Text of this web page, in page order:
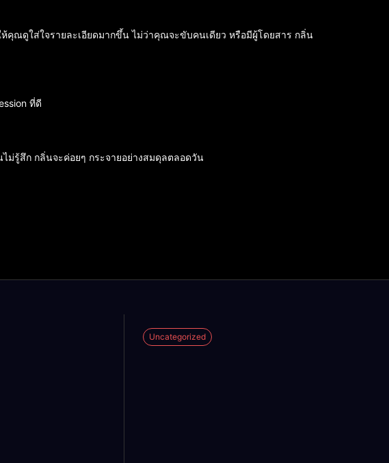
ณดูใส่ใจรายละเอียดมากขึ้น ไม่ว่าคุณจะขับคนเดียว หรือมีผู้โดยสาร กลิ่น
ที่ดี
ม่รู้สึก กลิ่นจะค่อยๆ กระจายอย่างสมดุลตลอดวัน
Uncategorized